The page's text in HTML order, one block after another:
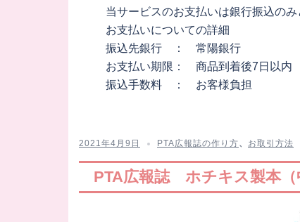
当サービスのお支払いは銀行振込の
お支払いについての詳細
振込先銀行 ： 常陽銀行
お支払い期限： 商品到着後7日以内
振込手数料 ： お客様負担
2021年4月9日 PTA広報誌の作り方、 お取引方法
PTA広報誌 ホチキス製本（